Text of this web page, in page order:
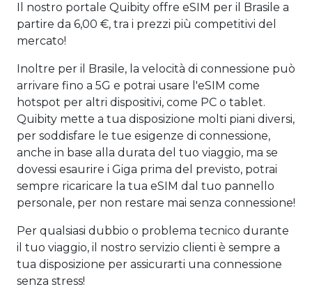
Il nostro portale Quibity offre eSIM per il Brasile a
partire da 6,00 €, tra i prezzi più competitivi del
mercato!
Inoltre per il Brasile, la velocità di connessione può
arrivare fino a 5G e potrai usare l'eSIM come
hotspot per altri dispositivi, come PC o tablet.
Quibity mette a tua disposizione molti piani diversi,
per soddisfare le tue esigenze di connessione,
anche in base alla durata del tuo viaggio, ma se
dovessi esaurire i Giga prima del previsto, potrai
sempre ricaricare la tua eSIM dal tuo pannello
personale, per non restare mai senza connessione!
Per qualsiasi dubbio o problema tecnico durante
il tuo viaggio, il nostro servizio clienti è sempre a
tua disposizione per assicurarti una connessione
senza stress!